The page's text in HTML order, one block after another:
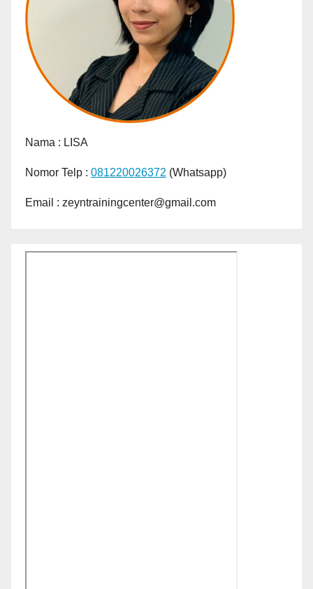
Nama : LISA
Nomor Telp : 081220026372 (Whatsapp)
Email : zeyntrainingcenter@gmail.com